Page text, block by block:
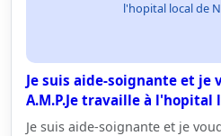
l'hopital local de
Je suis aide-soignante et je
A.M.P.Je travaille à l'hopital
Je suis aide-soignante et je